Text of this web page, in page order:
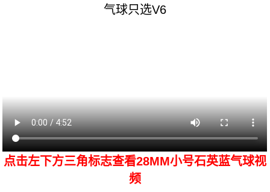
气球只选V6
点击左下方三角标志查看28MM小号石英蓝气球视
频